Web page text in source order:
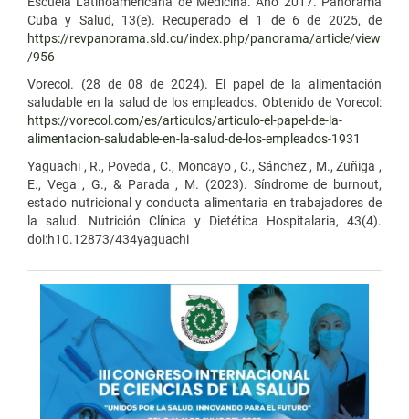
Cuba y Salud, 13(e). Recuperado el 1 de 6 de 2025, de
https://revpanorama.sld.cu/index.php/panorama/article/view
/956
Vorecol. (28 de 08 de 2024). El papel de la alimentación
saludable en la salud de los empleados. Obtenido de Vorecol:
https://vorecol.com/es/articulos/articulo-el-papel-de-la-
alimentacion-saludable-en-la-salud-de-los-empleados-1931
Yaguachi , R., Poveda , C., Moncayo , C., Sánchez , M., Zuñiga ,
E., Vega , G., & Parada , M. (2023). Síndrome de burnout,
estado nutricional y conducta alimentaria en trabajadores de
la salud. Nutrición Clínica y Dietética Hospitalaria, 43(4).
doi:h10.12873/434yaguachi